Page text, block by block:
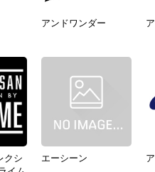
アンドワンダー
クシ
エーシーン